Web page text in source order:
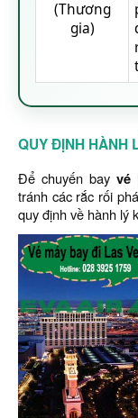
(Thương
gia)
QUY ĐỊNH HÀNH
Để chuyến bayvé
tránh các rắc rối
quy định về hành lý